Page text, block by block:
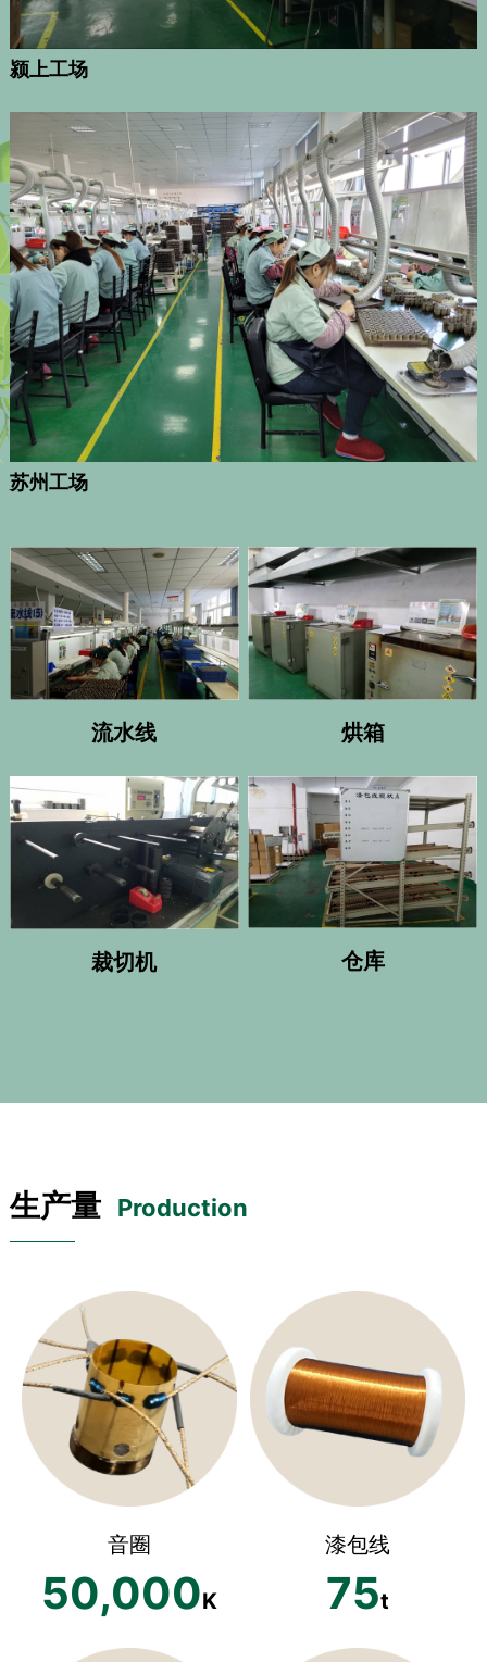
颍上工场
苏州工场
流水线 烘箱
裁切机 仓库
生产量 Production
音圈
50,000K
漆包线
75t